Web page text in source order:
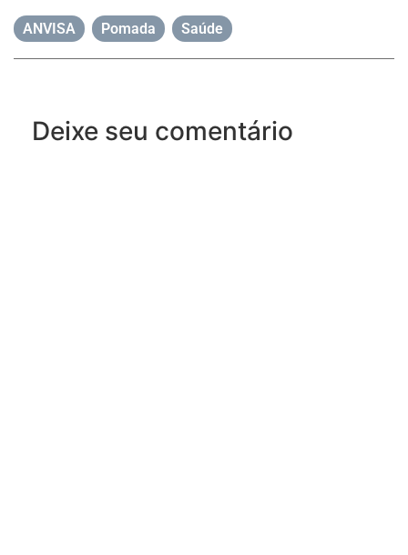
ANVISA Pomada Saúde
Deixe seu comentário